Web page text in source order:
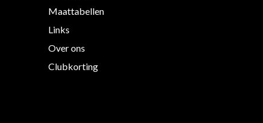
Maattabellen
Links
Over ons
Clubkorting